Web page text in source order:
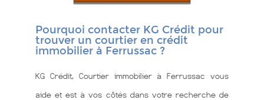
Pourquoi contacter KG Crédit pour
trouver un courtier en crédit
immobilier à Ferrussac ?
KG Crédit, Courtier immobilier à Ferrussac vous
aide et est à vos côtés dans votre recherche de